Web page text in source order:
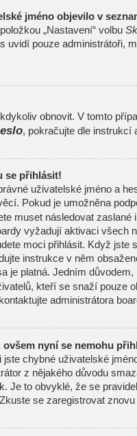
jméno objevilo v
„Nastavení“ volbu
uvidí pouze administrátoři,
obnovit. V tomto
, pokračujte dle instrukcí
se přihlásit!
uživatelské jméno a
Pokud je umožněna
muset následovat
vyžadují aktivaci všech
moci přihlásit. Když jste
instrukce v něm
je platná. Jedním
kteří se snaží pouze
administrátora
nyní se nemohu
chybné uživatelské
z nějakého důvodu
Je to obvyklé, že se
se zaregistrovat